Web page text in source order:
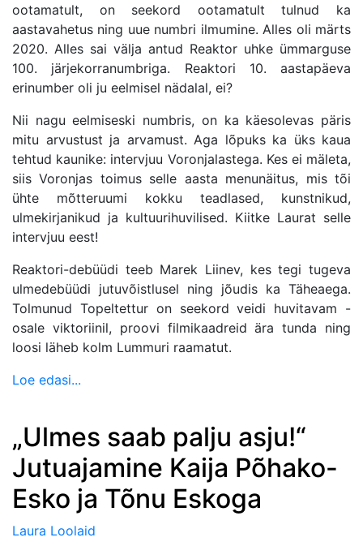
ootamatult, on seekord ootamatult tulnud ka
aastavahetus ning uue numbri ilmumine. Alles oli märts
2020. Alles sai välja antud Reaktor uhke ümmarguse
100. järjekorranumbriga. Reaktori 10. aastapäeva
erinumber oli ju eelmisel nädalal, ei?
Nii nagu eelmiseski numbris, on ka käesolevas päris
mitu arvustust ja arvamust. Aga lõpuks ka üks kaua
tehtud kaunike: intervjuu Voronjalastega. Kes ei mäleta,
siis Voronjas toimus selle aasta menunäitus, mis tõi
ühte mõtteruumi kokku teadlased, kunstnikud,
ulmekirjanikud ja kultuurihuvilised. Kiitke Laurat selle
intervjuu eest!
Reaktori-debüüdi teeb Marek Liinev, kes tegi tugeva
ulmedebüüdi jutuvõistlusel ning jõudis ka Täheaega.
Tolmunud Topeltettur on seekord veidi huvitavam -
osale viktoriinil, proovi filmikaadreid ära tunda ning
loosi läheb kolm Lummuri raamatut.
Loe edasi...
„Ulmes saab palju asju!“
Jutuajamine Kaija Põhako-
Esko ja Tõnu Eskoga
Laura Loolaid